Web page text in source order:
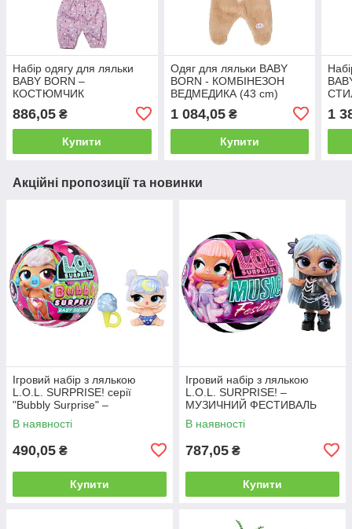
Набір одягу для ляльки
BABY BORN –
КОСТЮМЧИК
886,05 ₴
Купити
Одяг для ляльки BABY
BORN - КОМБІНЕЗОН
ВЕДМЕДИКА (43 cm)
1 084,05₴
Купити
1
Акційні пропозиції та новинки
Ігровий набір з лялькою
L.O.L. SURPRISE! серії
"Bubbly Surprise" –
СЕСТРИЧКИ
В наявності
490,05 ₴
Купити
Ігровий набір з лялькою
L.O.L. SURPRISE! –
МУЗИЧНИЙ ФЕСТИВАЛЬ
В наявності
787,05 ₴
Купити